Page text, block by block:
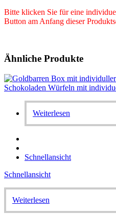
Bitte klicken Sie für eine
Button am Anfang dieser
Ähnliche Produkte
Weiterlesen
Schnellansicht
Schnellansicht
Weiterlesen